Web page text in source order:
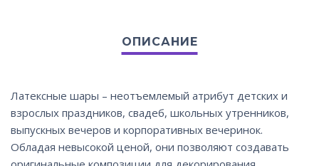
Латексные шары – неотъемлемый атрибут детских и
взрослых праздников, свадеб, школьных утренников,
выпускных вечеров и корпоративных вечеринок.
Обладая невысокой ценой, они позволяют создавать